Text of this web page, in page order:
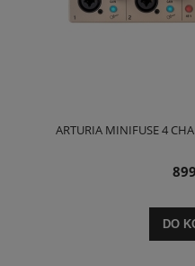
ARTURIA MINIFUSE 4
DO